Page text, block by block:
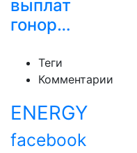
выплат
гонор…
Теги
Комментарии
ENERGY
facebook